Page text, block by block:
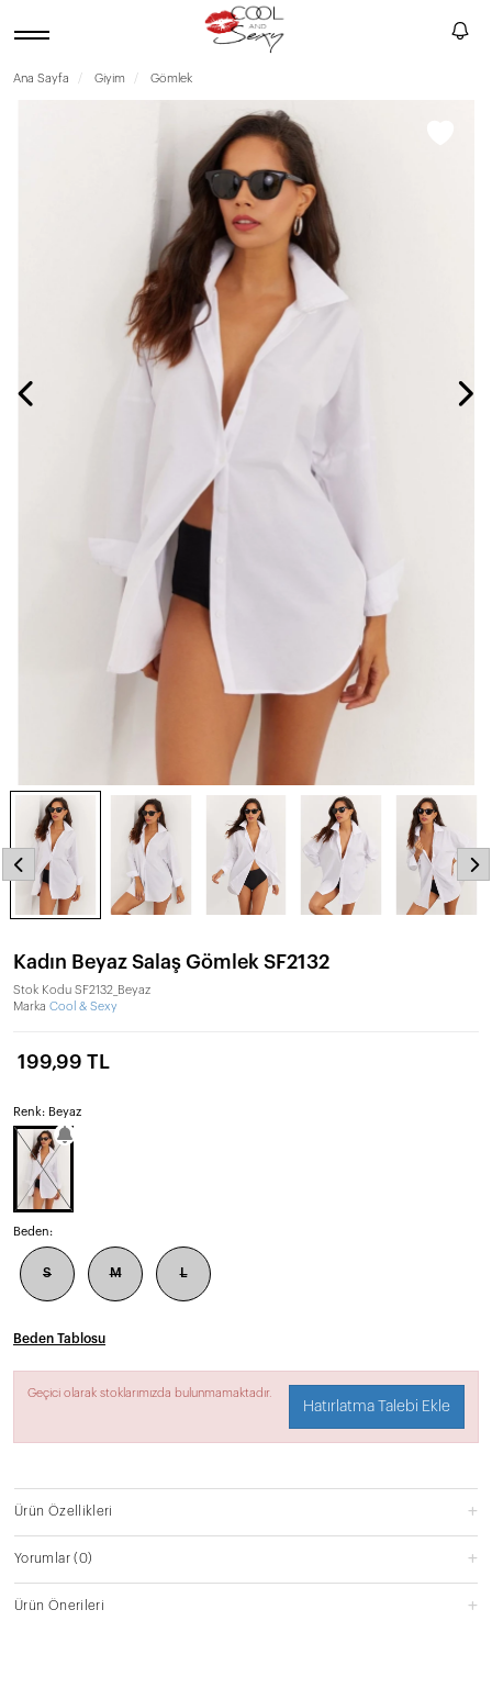
Ana Sayfa Giyim Gömlek
Kadın Beyaz Salaş Gömlek SF2132
Stok Kodu SF2132_Beyaz
Marka Cool & Sexy
199,99 TL
Renk: Beyaz
Beden:
S M L
Beden Tablosu
Geçici olarak stoklarımızda bulunmamaktadır.
Hatırlatma Talebi Ekle
Ürün Özellikleri
Yorumlar(0)
Ürün Önerileri